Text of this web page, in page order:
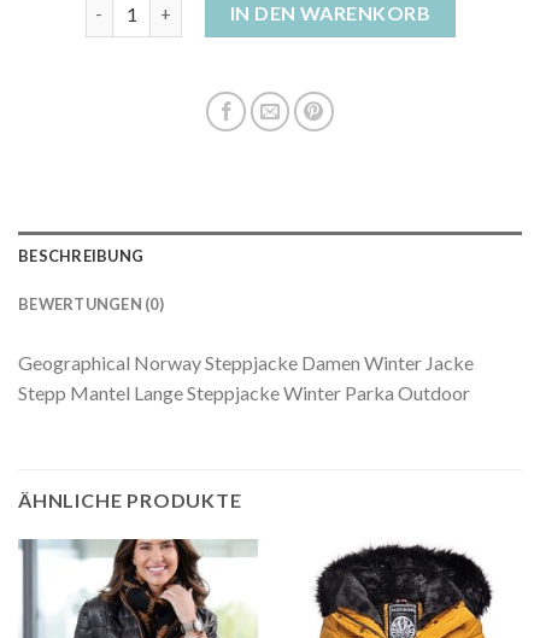
IN DEN WARENKORB
BESCHREIBUNG
BEWERTUNGEN (0)
Geographical Norway Steppjacke Damen Winter Jacke
Stepp Mantel Lange Steppjacke Winter Parka Outdoor
ÄHNLICHE PRODUKTE